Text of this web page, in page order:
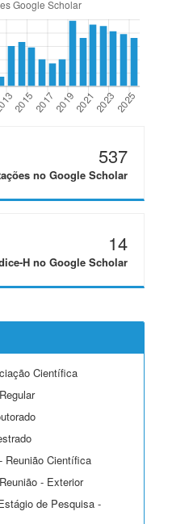
537
no Google Scholar
14
H no Google Scholar
Científica
Reunião Científica
- Exterior
de Pesquisa -